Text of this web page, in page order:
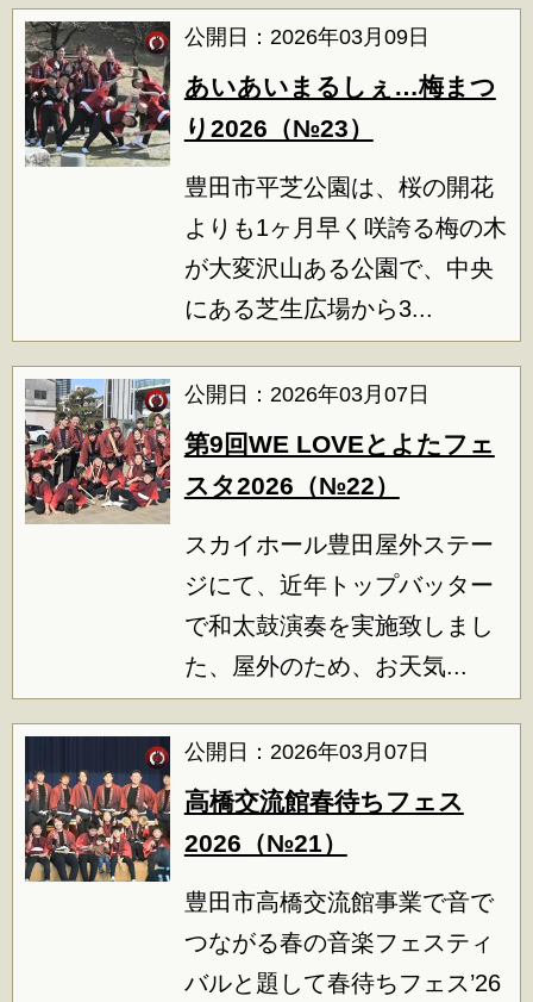
公開日：2026年03月09日
あいあいまるしぇ…梅まつ
り2026（№23）
豊田市平芝公園は、桜の開花
よりも1ヶ月早く咲誇る梅の木
が大変沢山ある公園で、中央
にある芝生広場から3...
公開日：2026年03月07日
第9回WE LOVEとよたフェ
スタ2026（№22）
スカイホール豊田屋外ステー
ジにて、近年トップバッター
で和太鼓演奏を実施致しまし
た、屋外のため、お天気...
公開日：2026年03月07日
高橋交流館春待ちフェス
2026（№21）
豊田市高橋交流館事業で音で
つながる春の音楽フェスティ
バルと題して春待ちフェス’26